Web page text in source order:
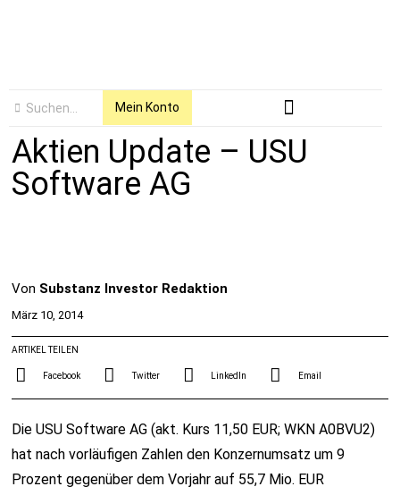
Mein Konto
Aktien Update – USU
Software AG
Von Substanz Investor Redaktion
März 10, 2014
ARTIKEL TEILEN
Facebook Twitter LinkedIn Email
Die USU Software AG (akt. Kurs 11,50 EUR; WKN A0BVU2)
hat nach vorläufigen Zahlen den Konzernumsatz um 9
Prozent gegenüber dem Vorjahr auf 55,7 Mio. EUR